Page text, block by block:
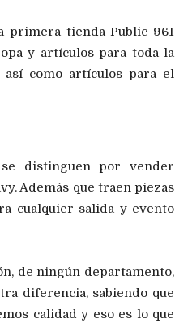
primera tienda Public 961
y artículos para toda la
así como artículos para el
distinguen por vender
Además que traen piezas
cualquier salida y evento
de ningún departamento,
diferencia, sabiendo que
calidad y eso es lo que